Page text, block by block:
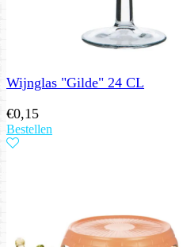
Wijnglas "Gilde" 24 CL
€0,15
Bestellen